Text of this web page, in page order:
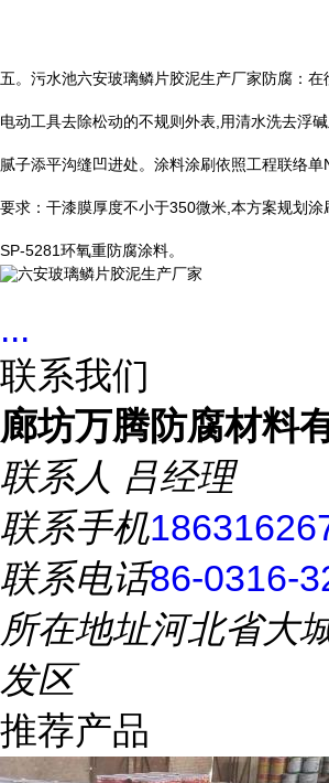
五。污水池六安玻璃鳞片胶泥生产厂家防腐：在
电动工具去除松动的不规则外表 用清水洗去浮
腻子添平沟缝凹进处。涂料涂刷依照工程联络单
要求：干漆膜厚度不小于350微米 本方案规划涂
SP-5281环氧重防腐涂料。
...
联系我们
廊坊万腾防腐材料
联系人 吕经理
联系手机
联系电话86-0316-
所在地址河北省大
发区
推荐产品